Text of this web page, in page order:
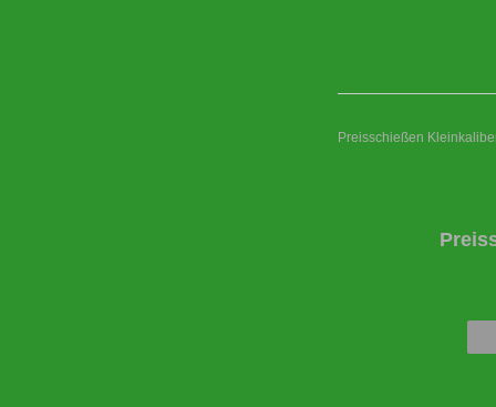
Preisschießen